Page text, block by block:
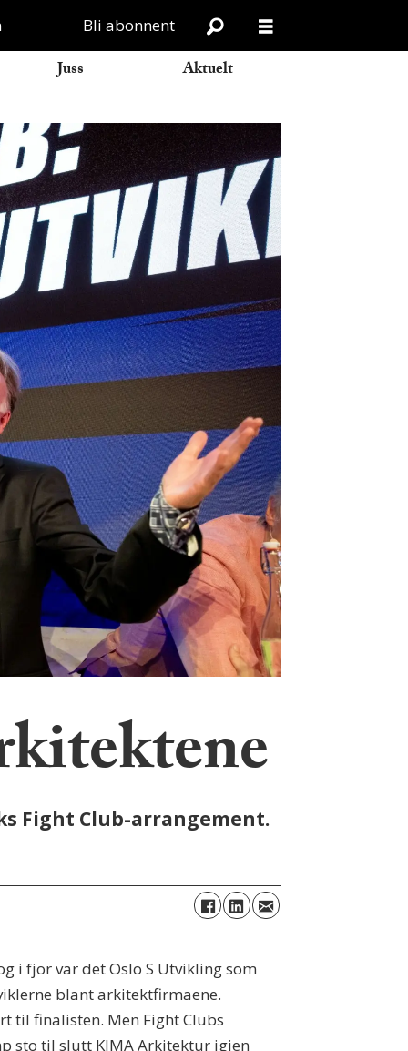
Bli abonnent
Juss Aktuelt
Fight Club-arrangement.
i fjor var det Oslo S Utvikling som
blant arkitektfirmaene.
til finalisten. Men Fight Clubs
sto til slutt KIMA Arkitektur igjen